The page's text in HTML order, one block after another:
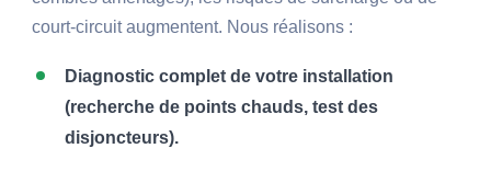
court-circuit augmentent. Nous réalisons :
Diagnostic complet de votre installation
(recherche de points chauds, test des
disjoncteurs).